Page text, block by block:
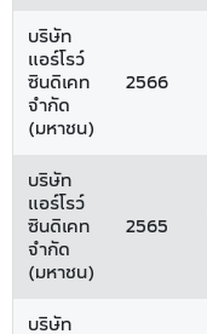
บริษัท
แอร์โรว์
ซินดิเคท
จำกัด
(มหาชน)
2566
บริษัท
แอร์โรว์
ซินดิเคท
จำกัด
(มหาชน)
2565
บริษัท